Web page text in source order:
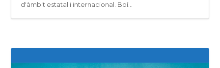
d'àmbit estatal i internacional. Boí...